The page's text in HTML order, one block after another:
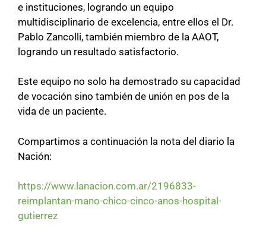
e instituciones, logrando un equipo
multidisciplinario de excelencia, entre ellos el Dr.
Pablo Zancolli, también miembro de la AAOT,
logrando un resultado satisfactorio.
Este equipo no solo ha demostrado su capacidad
de vocación sino también de unión en pos de la
vida de un paciente.
Compartimos a continuación la nota del diario la
Nación:
https://www.lanacion.com.ar/2196833-
reimplantan-mano-chico-cinco-anos-hospital-
gutierrez